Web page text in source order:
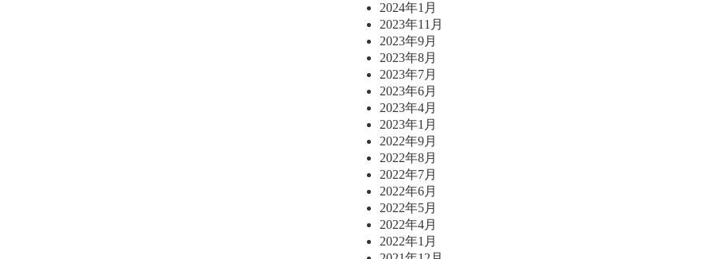
2024年1月
2023年11月
2023年9月
2023年8月
2023年7月
2023年6月
2023年4月
2023年1月
2022年9月
2022年8月
2022年7月
2022年6月
2022年5月
2022年4月
2022年1月